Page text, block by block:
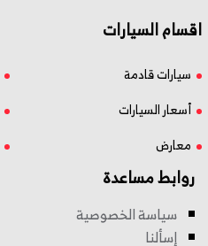
اقسام السيارات
سيارات قادمة
أسعار السيارات
معارض
روابط مساعدة
سياسة الخصوصية
إسألنا